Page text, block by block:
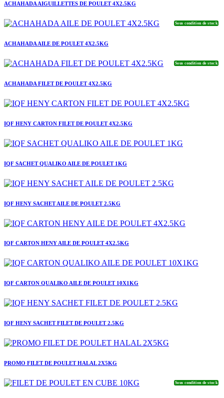
ACHAHADA AIGUILLETTES DE POULET 4X2.5KG
Sous condition de stock
ACHAHADA AILE DE POULET 4X2.5KG
Sous condition de stock
ACHAHADA FILET DE POULET 4X2.5KG
IQF HENY CARTON FILET DE POULET 4X2.5KG
IQF SACHET QUALIKO AILE DE POULET 1KG
IQF HENY SACHET AILE DE POULET 2.5KG
IQF CARTON HENY AILE DE POULET 4X2.5KG
IQF CARTON QUALIKO AILE DE POULET 10X1KG
IQF HENY SACHET FILET DE POULET 2.5KG
PROMO FILET DE POULET HALAL 2X5KG
Sous condition de stock